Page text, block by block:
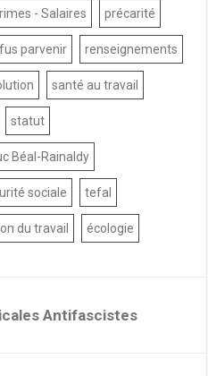
- Salaires précarité
parvenir renseignements
santé au travail
statut
Béal-Rainaldy
sociale tefal
du travail écologie
Antifascistes